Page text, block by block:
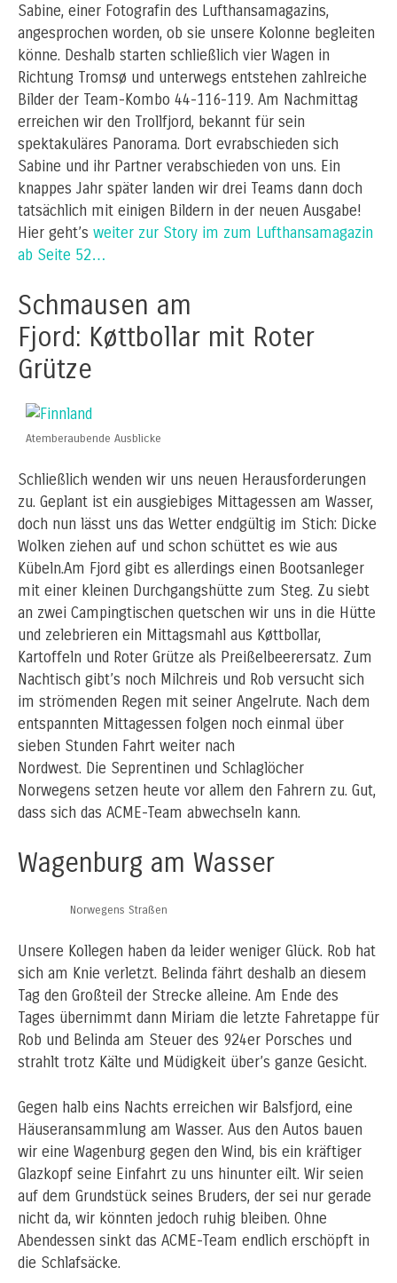
Sabine, einer Fotografin des Lufthansamagazins,
angesprochen worden, ob sie unsere Kolonne begleiten
könne. Deshalb starten schließlich vier Wagen in
Richtung Tromsø und unterwegs entstehen zahlreiche
Bilder der Team-Kombo 44-116-119. Am Nachmittag
erreichen wir den Trollfjord, bekannt für sein
spektakuläres Panorama. Dort evrabschieden sich
Sabine und ihr Partner verabschieden von uns. Ein
knappes Jahr später landen wir drei Teams dann doch
tatsächlich mit einigen Bildern in der neuen Ausgabe!
Hier geht’s weiter zur Story im zum Lufthansamagazin
ab Seite 52…
Schmausen am
Fjord: Køttbollar mit Roter
Grütze
Atemberaubende Ausblicke
Schließlich wenden wir uns neuen Herausforderungen
zu. Geplant ist ein ausgiebiges Mittagessen am Wasser,
doch nun lässt uns das Wetter endgültig im Stich: Dicke
Wolken ziehen auf und schon schüttet es wie aus
Kübeln.Am Fjord gibt es allerdings einen Bootsanleger
mit einer kleinen Durchgangshütte zum Steg. Zu siebt
an zwei Campingtischen quetschen wir uns in die Hütte
und zelebrieren ein Mittagsmahl aus Køttbollar,
Kartoffeln und Roter Grütze als Preißelbeerersatz. Zum
Nachtisch gibt’s noch Milchreis und Rob versucht sich
im strömenden Regen mit seiner Angelrute. Nach dem
entspannten Mittagessen folgen noch einmal über
sieben Stunden Fahrt weiter nach
Nordwest. Die Seprentinen und Schlaglöcher
Norwegens setzen heute vor allem den Fahrern zu. Gut,
dass sich das ACME-Team abwechseln kann.
Wagenburg am Wasser
Norwegens Straßen
Unsere Kollegen haben da leider weniger Glück. Rob hat
sich am Knie verletzt. Belinda fährt deshalb an diesem
Tag den Großteil der Strecke alleine. Am Ende des
Tages übernimmt dann Miriam die letzte Fahretappe für
Rob und Belinda am Steuer des 924er Porsches und
strahlt trotz Kälte und Müdigkeit über’s ganze Gesicht.
Gegen halb eins Nachts erreichen wir Balsfjord, eine
Häuseransammlung am Wasser. Aus den Autos bauen
wir eine Wagenburg gegen den Wind, bis ein kräftiger
Glazkopf seine Einfahrt zu uns hinunter eilt. Wir seien
auf dem Grundstück seines Bruders, der sei nur gerade
nicht da, wir könnten jedoch ruhig bleiben. Ohne
Abendessen sinkt das ACME-Team endlich erschöpft in
die Schlafsäcke.